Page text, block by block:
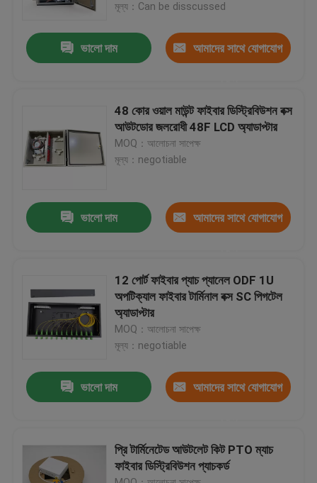
ভিডিও
আমাদের সম্পর্কে
গুণমান নিয়ন্ত্রণ
খবর
একটি উদ্ধৃতি অনুরোধ করুন
ফাইবার প্যাচ তারের
মূল্য：Can be disscussed
ভালো দাম আমাদের সাথে যোগাযোগ
48 কোর ওয়াল মাউন্ট ফাইবার ডিস্ট্রিবিউশন বক্স
আউটডোর জলরোধী 48F LCD অ্যাডাপ্টার
MOQ：আলোচনা সাপেক্ষ
মূল্য：negotiable
ভালো দাম আমাদের সাথে যোগাযোগ
12 পোর্ট ফাইবার প্যাচ প্যানেল ODF 1U
অপটিক্যাল ফাইবার টার্মিনাল বক্স SC পিগটেল
অ্যাডাপ্টার
MOQ：আলোচনা সাপেক্ষ
মূল্য：negotiable
ভালো দাম আমাদের সাথে যোগাযোগ
প্রি টার্মিনেটেড আউটলেট কিট PTO ম্যাচ
ফাইবার ডিস্ট্রিবিউশন প্যাচকর্ড